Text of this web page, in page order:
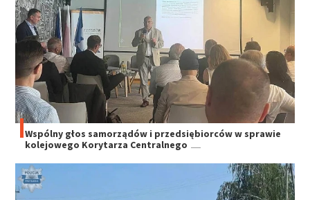
Wspólny głos samorządów i przedsiębiorców w sprawie
kolejowego Korytarza Centralnego